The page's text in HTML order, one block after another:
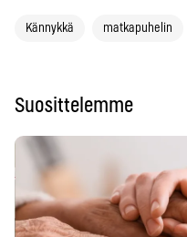
Kännykkä matkapuhelin
Suosittelemme